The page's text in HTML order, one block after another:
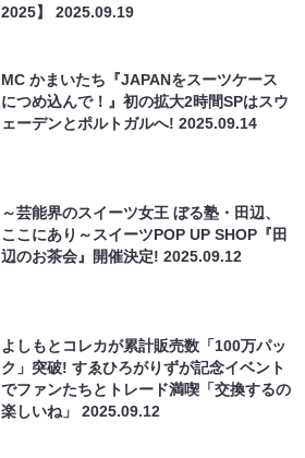
2025】2025.09.19
MC かまいたち『JAPANをスーツケース
につめ込んで！』初の拡大2時間SPはスウ
ェーデンとポルトガルへ!2025.09.14
～芸能界のスイーツ女王 ぼる塾・田辺、
ここにあり～スイーツPOP UP SHOP『田
辺のお茶会』開催決定!2025.09.12
よしもとコレカが累計販売数「100万パッ
ク」突破! すゑひろがりずが記念イベント
でファンたちとトレード満喫「交換するの
楽しいね」2025.09.12